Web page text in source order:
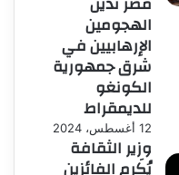
الهجومين
الإرهابيين في
شرق جمهورية
الكونغو
للديمقراط
12 أغسطس، 2024
وزير الثقافة
يُكَرم الفائزين